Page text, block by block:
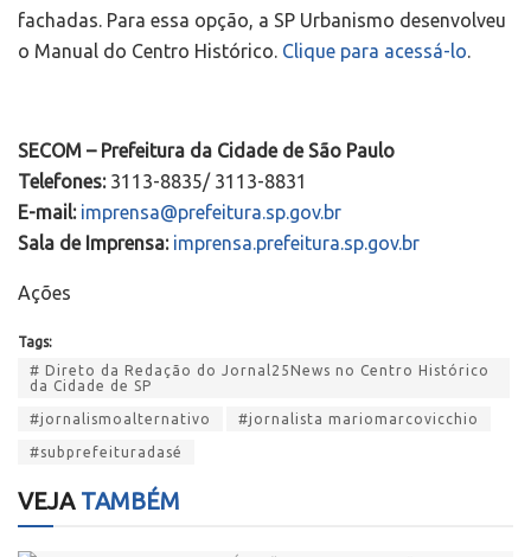
fachadas. Para essa opção, a SP Urbanismo desenvolveu
o Manual do Centro Histórico. Clique para acessá-lo.
SECOM – Prefeitura da Cidade de São Paulo
Telefones:3113-8835/ 3113-8831
E-mail: imprensa@prefeitura.sp.gov.br
Sala de Imprensa: imprensa.prefeitura.sp.gov.br
Ações
Tags:
# Direto da Redação do Jornal25News no Centro Histórico
da Cidade de SP
#jornalismoalternativo #jornalista mariomarcovicchio
#subprefeituradasé
VEJATAMBÉM